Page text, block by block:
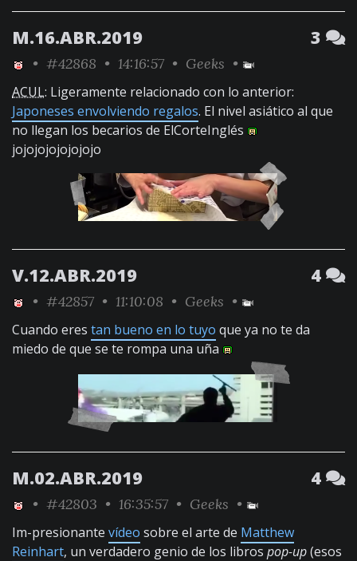
M.16.ABR.2019 3
• #42868 • 14:16:57 • Geeks •
ACUL: Ligeramente relacionado con lo anterior:
Japoneses envolviendo regalos. El nivel asiático al que
no llegan los becarios de ElCorteInglés
jojojojojojojojo
V.12.ABR.2019 4
• #42857 • 11:10:08 • Geeks •
Cuando eres tan bueno en lo tuyo que ya no te da
miedo de que se te rompa una uña
M.02.ABR.2019 4
• #42803 • 16:35:57 • Geeks •
Im-presionante vídeo sobre el arte de Matthew
Reinhart, un verdadero genio de los libros pop-up(esos